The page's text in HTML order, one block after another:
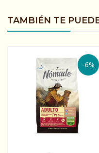
TAMBIÉN TE
-6%